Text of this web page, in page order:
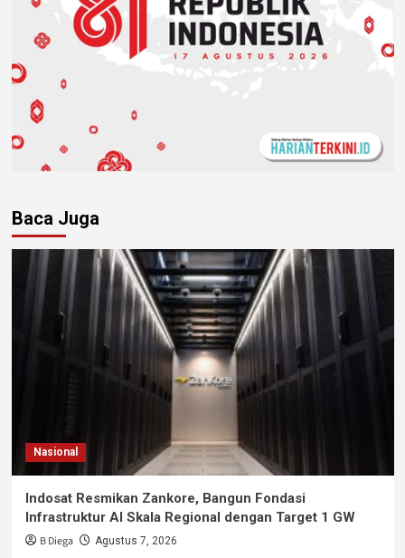
Baca Juga
Nasional
Indosat Resmikan Zankore, Bangun Fondasi
Infrastruktur AI Skala Regional dengan Target 1 GW
B Diega Agustus 7, 2026